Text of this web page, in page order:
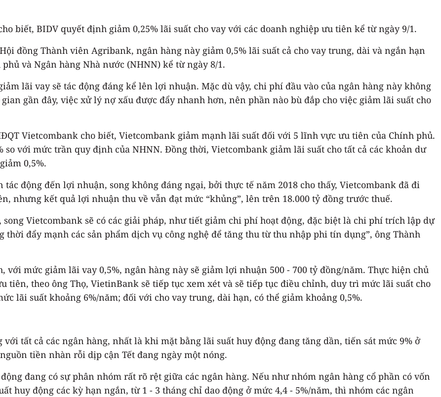
biết, BIDV quyết định giảm 0,25% lãi suất cho vay với các doanh nghiệp ưu tiên kể từ ngày 9/1.
đồng Thành viên Agribank, ngân hàng này giảm 0,5% lãi suất cả cho vay trung, dài và ngắn hạn
và Ngân hàng Nhà nước (NHNN) kể từ ngày 8/1.
lãi vay sẽ tác động đáng kể lên lợi nhuận. Mặc dù vậy, chi phí đầu vào của ngân hàng này không
gần đây, việc xử lý nợ xấu được đẩy nhanh hơn, nên phần nào bù đắp cho việc giảm lãi suất cho
Vietcombank cho biết, Vietcombank giảm mạnh lãi suất đối với 5 lĩnh vực ưu tiên của Chính phủ.
so với mức trần quy định của NHNN. Đồng thời, Vietcombank giảm lãi suất cho tất cả các khoản dư
0,5%.
động đến lợi nhuận, song không đáng ngại, bởi thực tế năm 2018 cho thấy, Vietcombank đã đi
nhưng kết quả lợi nhuận thu về vẫn đạt mức “khủng”, lên trên 18.000 tỷ đồng trước thuế.
song Vietcombank sẽ có các giải pháp, như tiết giảm chi phí hoạt động, đặc biệt là chi phí trích lập dự
đẩy mạnh các sản phẩm dịch vụ công nghệ để tăng thu từ thu nhập phi tín dụng”, ông Thành
mức giảm lãi vay 0,5%, ngân hàng này sẽ giảm lợi nhuận 500 - 700 tỷ đồng/năm. Thực hiện chủ
theo ông Thọ, VietinBank sẽ tiếp tục xem xét và sẽ tiếp tục điều chỉnh, duy trì mức lãi suất cho
lãi suất khoảng 6%/năm; đối với cho vay trung, dài hạn, có thể giảm khoảng 0,5%.
tất cả các ngân hàng, nhất là khi mặt bằng lãi suất huy động đang tăng dần, tiến sát mức 9% ở
tiền nhàn rỗi dịp cận Tết đang ngày một nóng.
đang có sự phân nhóm rất rõ rệt giữa các ngân hàng. Nếu như nhóm ngân hàng cổ phần có vốn
huy động các kỳ hạn ngắn, từ 1 - 3 tháng chỉ dao động ở mức 4,4 - 5%/năm, thì nhóm các ngân